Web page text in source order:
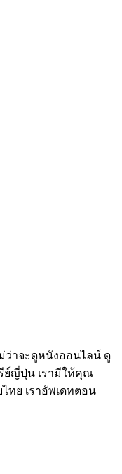
ม่ว่าจะดูหนังออนไลน์ ดู
ย์ญี่ปุ่น เรามีให้คุณ
ทย เราอัพเดทตอน